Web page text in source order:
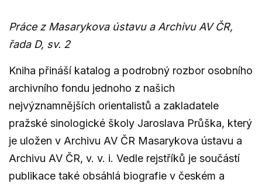
Práce z Masarykova ústavu a Archivu AV ČR,
řada D, sv. 2
Kniha přináší katalog a podrobný rozbor osobního
archivního fondu jednoho z našich
nejvýznamnějších orientalistů a zakladatele
pražské sinologické školy Jaroslava Průška, který
je uložen v Archivu AV ČR Masarykova ústavu a
Archivu AV ČR, v. v. i. Vedle rejstříků je součástí
publikace také obsáhlá biografie v českém a